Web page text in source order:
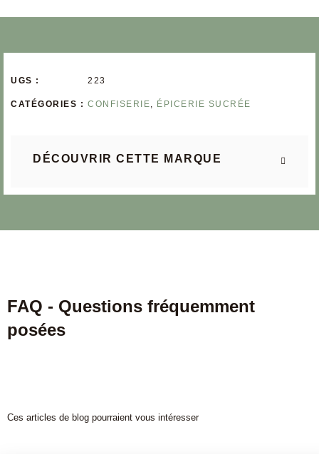
UGS : 223
CATÉGORIES : CONFISERIE, ÉPICERIE SUCRÉE
DÉCOUVRIR CETTE MARQUE
FAQ - Questions fréquemment
posées
Ces articles de blog pourraient vous intéresser